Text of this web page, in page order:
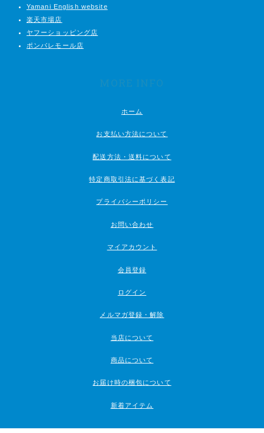
Yamani English website
楽天市場店
ヤフーショッピング店
ポンパレモール店
MORE INFO
ホーム
お支払い方法について
配送方法・送料について
特定商取引法に基づく表記
プライバシーポリシー
お問い合わせ
マイアカウント
会員登録
ログイン
メルマガ登録・解除
当店について
商品について
お届け時の梱包について
新着アイテム